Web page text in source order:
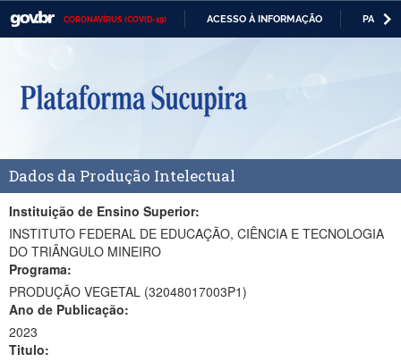
CORONAVÍRUS (COVID-19) ACESSO À INFORMAÇÃO
Casa Civil
Ministério da Defesa
Ministério da Economia
Ministério da Infraestrutura
Ministério da Agricultura, Pecuária e Abastecimento
Ministério da Educação
Ministério da Cidadania
Ministério da Saúde
Dados da Produção Intelectual
Instituição de Ensino Superior:
INSTITUTO FEDERAL DE EDUCAÇÃO, CIÊNCIA E TECNOLOGIA
DO TRIÂNGULO MINEIRO
Programa:
PRODUÇÃO VEGETAL (32048017003P1)
Ano de Publicação:
2023
Titulo: